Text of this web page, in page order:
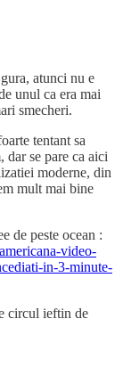
atunci nu e
unul ca era mai
smecheri.
tentant sa
dar se pare ca aici
moderne, din
mult mai bine
de peste ocean :
video-
in-3-minute-
circul ieftin de